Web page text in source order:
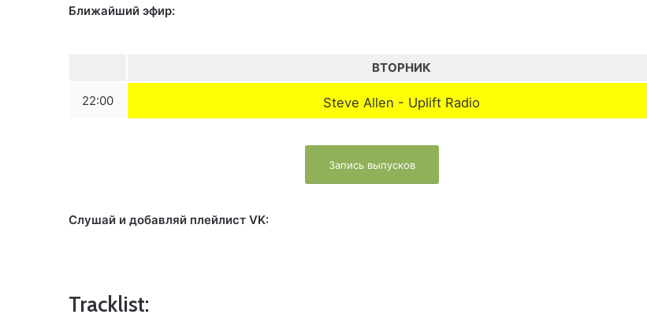
Ближайший эфир:
ВТОРНИК
22:00 Steve Allen - Uplift Radio
Запись выпусков
Слушай и добавляй плейлист VK:
Tracklist: